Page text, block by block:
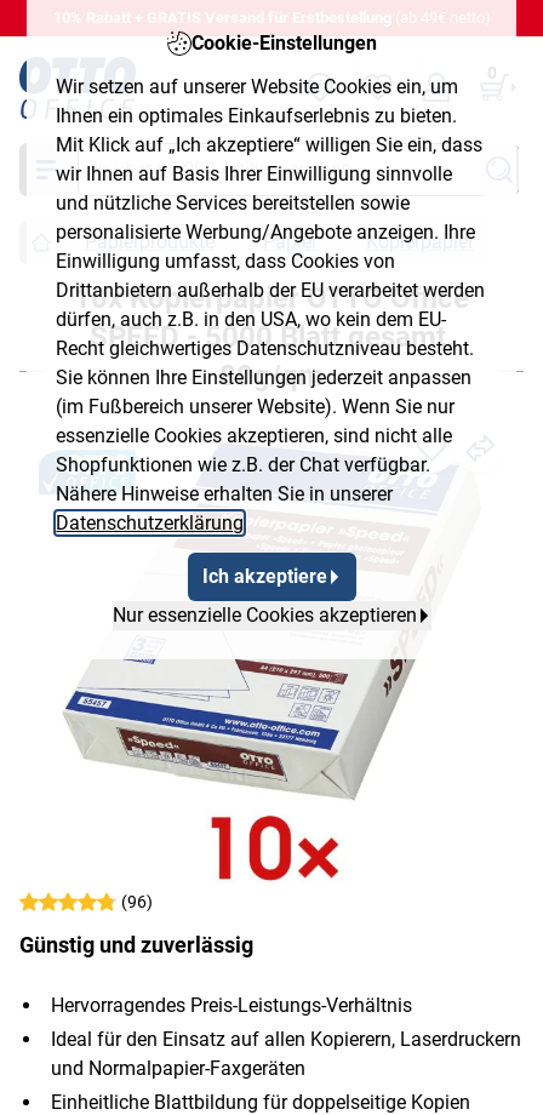
Cookie-Einstellungen
Wir setzen auf unserer Website Cookies ein, um
Ihnen ein optimales Einkaufserlebnis zu bieten.
Mit Klick auf „Ich akzeptiere“ willigen Sie ein, dass
wir Ihnen auf Basis Ihrer Einwilligung sinnvolle
und nützliche Services bereitstellen sowie
personalisierte Werbung/Angebote anzeigen. Ihre
Einwilligung umfasst, dass Cookies von
Drittanbietern außerhalb der EU verarbeitet werden
dürfen, auch z.B. in den USA, wo kein dem EU-
Recht gleichwertiges Datenschutzniveau besteht.
Sie können Ihre Einstellungen jederzeit anpassen
(im Fußbereich unserer Website). Wenn Sie nur
essenzielle Cookies akzeptieren, sind nicht alle
Shopfunktionen wie z.B. der Chat verfügbar.
Nähere Hinweise erhalten Sie in unserer
Datenschutzerklärung
Ich akzeptiere
Nur essenzielle Cookies akzeptieren
10% Rabatt + GRATIS Versand für Erstbestellung (ab 49€ netto)
0
Suche
Papierprodukte Papier Kopierpapier
10x Kopierpapier OTTO Office
SPEED - 5000 Blatt gesamt,
80g/qm
(96)
Günstig und zuverlässig
Hervorragendes Preis-Leistungs-Verhältnis
Ideal für den Einsatz auf allen Kopierern, Laserdruckern
und Normalpapier-Faxgeräten
Einheitliche Blattbildung für doppelseitige Kopien